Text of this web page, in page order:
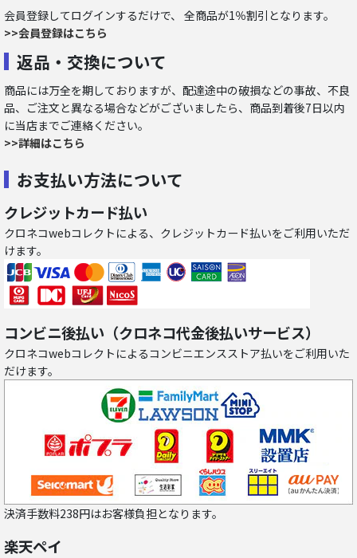
会員登録してログインするだけで、 全商品が1％割引となります。
>>会員登録はこちら
返品・交換について
商品には万全を期しておりますが、配達途中の破損などの事故、不良
品、ご注文と異なる場合などがございましたら、商品到着後7日以内
に当店までご連絡ください。
>>詳細はこちら
お支払い方法について
クレジットカード払い
クロネコwebコレクトによる、クレジットカード払いをご利用いただ
けます。
コンビニ後払い（クロネコ代金後払いサービス）
クロネコwebコレクトによるコンビニエンスストア払いをご利用いた
だけます。
決済手数料238円はお客様負担となります。
楽天ペイ